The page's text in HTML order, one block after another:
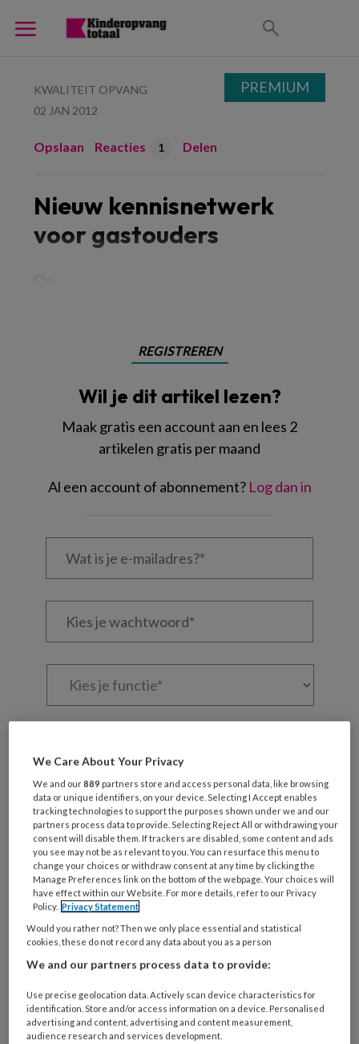
KWALITEIT OPVANG
02 JAN 2012
Opslaan Reacties 1 Delen
Nieuw kennisnetwerk
voor gastouders
REGISTREREN
Wil je dit artikel lezen?
Maak gratis een account aan en lees 2
artikelen gratis per maand
Al een account of abonnement? Log dan in
Wat
Kies
Kies
Bij
organisatie
werk
je?
Untitled
Ontvang 2x per week de
KinderopvangTotaal nieuwsbrief
Ontvang iedere zondag het
Management Kinderopvang
Weekoverzicht
Ja, ik geef toestemming voor e-mails
van KinderopvangTotaal en
Uw bovenstaande gegevens kunnen worden toegevoegd aan
PREMIUM
We Care About Your Privacy
We and our889 partners store and access personal data, like browsing
data or unique identifiers, on your device. Selecting I Accept enables
tracking technologies to support the purposes shown under we and our
partners process data to provide. Selecting Reject All or withdrawing your
consent will disable them. If trackers are disabled, some content and ads
you see may not be as relevant to you. You can resurface this menu to
change your choices or withdraw consent at any time by clicking the
Manage Preferences link on the bottom of the webpage. Your choices will
have effect within our Website. For more details, refer to our Privacy
Policy. Privacy Statement
Would you rather not? Then we only place essential and statistical
cookies, these do not record any data about you as a person
We and our partners process data to provide:
Use precise geolocation data. Actively scan device characteristics for
identification. Store and/or access information on a device. Personalised
advertising and content, advertising and content measurement,
audience research and services development.